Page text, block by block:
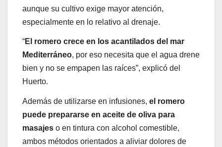
aunque su cultivo exige mayor atención,
especialmente en lo relativo al drenaje.
“El romero crece en los acantilados del mar
Mediterráneo, por eso necesita que el agua drene
bien y no se empapen las raíces”, explicó del
Huerto.
Además de utilizarse en infusiones, el romero
puede prepararse en aceite de oliva para
masajes o en tintura con alcohol comestible,
ambos métodos orientados a aliviar dolores de